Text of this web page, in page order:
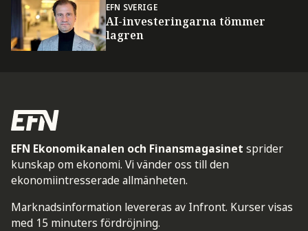
EFN SVERIGE
AI-investeringarna tömmer
lagren
EFN Ekonomikanalen och Finansmagasinet sprider
kunskap om ekonomi. Vi vänder oss till den
ekonomiintresserade allmänheten.
Marknadsinformation levereras av Infront. Kurser visas
med 15 minuters fördröjning.